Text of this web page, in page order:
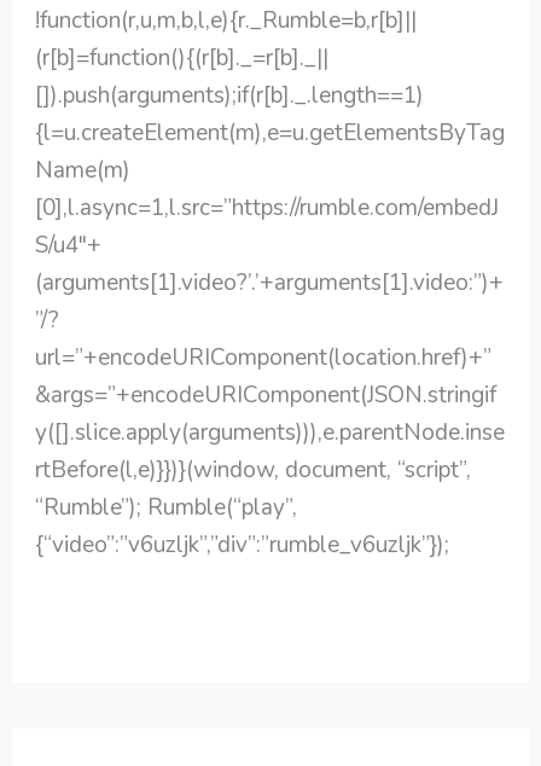
!function(r,u,m,b,l,e){r._Rumble=b,r[b]||
(r[b]=function(){(r[b]._=r[b]._||
[]).push(arguments);if(r[b]._.length==1)
{l=u.createElement(m),e=u.getElementsByTag
Name(m)
[0],l.async=1,l.src=”https://rumble.com/embedJ
S/u4″+
(arguments[1].video?’.’+arguments[1].video:”)+
”/?
url=”+encodeURIComponent(location.href)+”
&args=”+encodeURIComponent(JSON.stringif
y([].slice.apply(arguments))),e.parentNode.inse
rtBefore(l,e)}})}(window, document, “script”,
“Rumble”); Rumble(“play”,
{“video”:”v6uzljk”,”div”:”rumble_v6uzljk”});